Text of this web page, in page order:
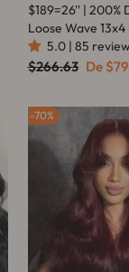
$189=26'' | 200%
Loose Wave
Fluffy Wig With
Flash Sale
5.0 | 85
Precio
$266.63 Precio
De
70%